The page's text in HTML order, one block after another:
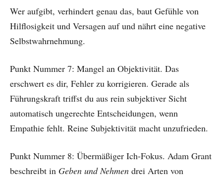
Wer aufgibt, verhindert genau das, baut Gefühle von
Hilflosigkeit und Versagen auf und nährt eine negative
Selbstwahrnehmung.
Punkt Nummer 7: Mangel an Objektivität. Das
erschwert es dir, Fehler zu korrigieren. Gerade als
Führungskraft triffst du aus rein subjektiver Sicht
automatisch ungerechte Entscheidungen, wenn
Empathie fehlt. Reine Subjektivität macht unzufrieden.
Punkt Nummer 8: Übermäßiger Ich-Fokus. Adam Grant
beschreibt in Geben und Nehmen drei Arten von